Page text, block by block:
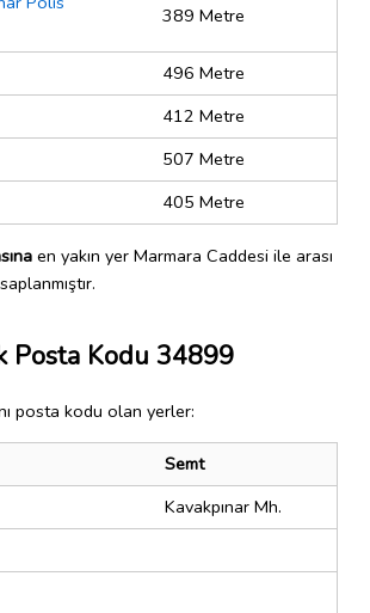
389 Metre
496 Metre
412 Metre
507 Metre
405 Metre
en yakın yer Marmara Caddesi ile arası
Posta Kodu 34899
posta kodu olan yerler:
Semt
Kavakpınar Mh.